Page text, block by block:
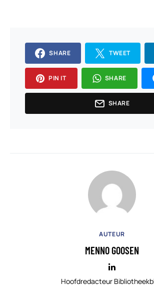
SHARE TWEET
PIN IT SHARE
SHARE
AUTEUR
MENNO GOOSEN
Hoofdredacteur